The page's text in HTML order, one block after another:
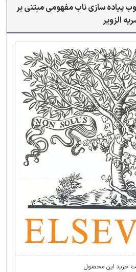
پیاده سازی ناب مفهومی مبتنی بر
الزویر
خرید این محصول